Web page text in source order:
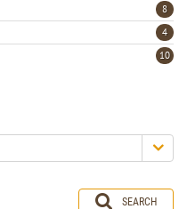
8
4
10
SEARCH